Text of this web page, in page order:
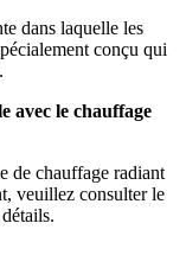
dans laquelle les
conçu qui
avec le chauffage
de chauffage radiant
veuillez consulter le